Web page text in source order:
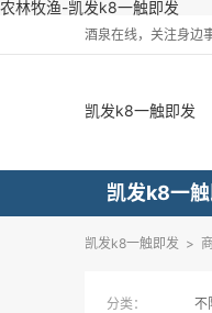
农林牧渔-凯发k8一触即发
酒泉在线，关注身边事
凯发k8一触即发
凯发k8一
凯发k8一触即发 >
分类： 不